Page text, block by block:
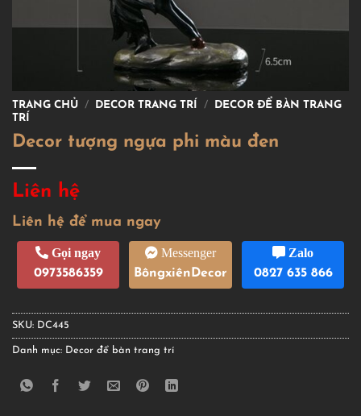
TRANG CHỦ / DECOR TRANG TRÍ /
DECOR ĐỂ BÀN TRANG
TRÍ
Decor tượng ngựa phi màu đen
Liên hệ
Liên hệ để mua ngay
Gọi ngay
0973586359
Messenger
BôngxiênDecor
Zalo
0827 635 866
SKU: DC445
Danh mục: Decor để bàn trang trí